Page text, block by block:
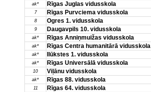
ak* Rīgas Juglas vidusskola
7 Rīgas Purvciema vidusskola
8 Ogres 1. vidusskola
9 Daugavpils 10. vidusskola
ak* Rīgas Anniņmuižas vidusskola
ak* Rīgas Centra humanitārā vidusskola
ak* Ilūkstes 1. vidusskola
ak* Rīgas Universālā vidusskola
10 Viļānu vidusskola
ak* Rīgas 88. vidusskola
11 Rīgas 64. vidusskola